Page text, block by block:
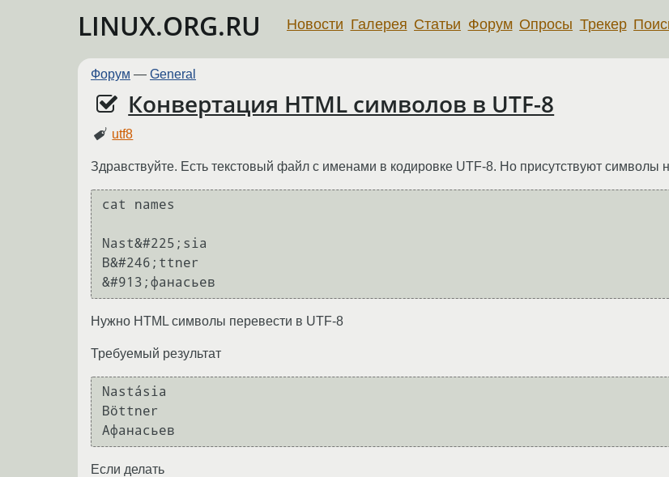
LINUX.ORG.RU Новости Галерея Статьи Форум Опросы Трекер
Форум — General
Конвертация HTML символов в UTF-8
utf8
Здравствуйте. Есть текстовый файл с именами в кодировке UTF-8. Но присутствуют
cat names
Nast&#225;sia
B&#246;ttner
Нужно HTML символы перевести в UTF-8
Требуемый результат
Nastásia
Böttner
Если делать